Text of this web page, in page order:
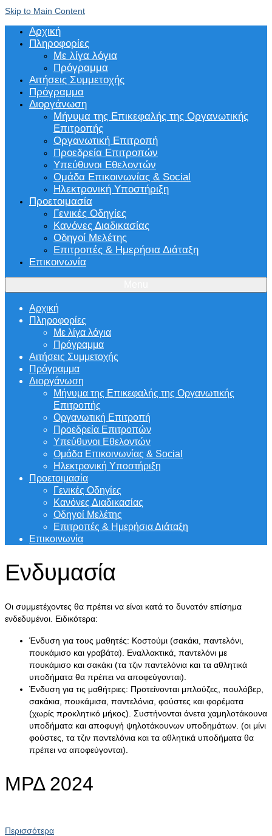
Skip to Main Content
Αρχική
Πληροφορίες
Με λίγα λόγια
Πρόγραμμα
Αιτήσεις Συμμετοχής
Πρόγραμμα
Διοργάνωση
Μήνυμα της Επικεφαλής της Οργανωτικής
Επιτροπής
Οργανωτική Επιτροπή
Προεδρεία Επιτροπών
Υπεύθυνοι Εθελοντών
Ομάδα Επικοινωνίας & Social
Ηλεκτρονική Υποστήριξη
Προετοιμασία
Γενικές Οδηγίες
Κανόνες Διαδικασίας
Οδηγοί Μελέτης
Επιτροπές & Ημερήσια Διάταξη
Επικοινωνία
Αρχική
Πληροφορίες
Με λίγα λόγια
Πρόγραμμα
Αιτήσεις Συμμετοχής
Πρόγραμμα
Διοργάνωση
Μήνυμα της Επικεφαλής της Οργανωτικής
Επιτροπής
Οργανωτική Επιτροπή
Προεδρεία Επιτροπών
Υπεύθυνοι Εθελοντών
Ομάδα Επικοινωνίας & Social
Ηλεκτρονική Υποστήριξη
Προετοιμασία
Γενικές Οδηγίες
Κανόνες Διαδικασίας
Οδηγοί Μελέτης
Επιτροπές & Ημερήσια Διάταξη
Επικοινωνία
Ενδυμασία
Οι συμμετέχοντες θα πρέπει να είναι κατά το δυνατόν επίσημα
ενδεδυμένοι. Ειδικότερα:
Ένδυση για τους μαθητές: Κοστούμι (σακάκι, παντελόνι,
πουκάμισο και γραβάτα). Εναλλακτικά, παντελόνι με
πουκάμισο και σακάκι (τα τζιν παντελόνια και τα αθλητικά
υποδήματα θα πρέπει να αποφεύγονται).
Ένδυση για τις μαθήτριες: Προτείνονται μπλούζες, πουλόβερ,
σακάκια, πουκάμισα, παντελόνια, φούστες και φορέματα
(χωρίς προκλητικό μήκος). Συστήνονται άνετα χαμηλοτάκουνα
υποδήματα και αποφυγή ψηλοτάκουνων υποδημάτων. (οι μίνι
φούστες, τα τζιν παντελόνια και τα αθλητικά υποδήματα θα
πρέπει να αποφεύγονται).
ΜΡΔ 2024
Περισσότερα